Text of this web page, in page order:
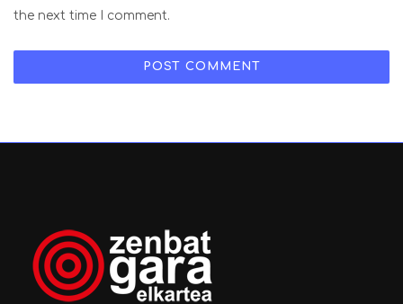
the next time I comment.